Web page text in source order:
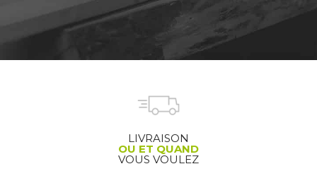
LIVRAISON
OU ET QUAND
VOUS VOULEZ